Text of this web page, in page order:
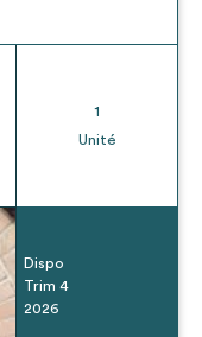
1
Unité
Dispo
Trim 4
2026